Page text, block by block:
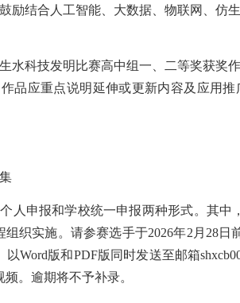
励结合人工智能、大数据、物联网、仿
水科技发明比赛高中组一、二等奖获奖
品应重点说明延伸或更新内容及应用
人申报和学校统一申报两种形式。其中
组织实施。请参赛选手于2026年2月28日
Word版和PDF版同时发送至邮箱
。逾期将不予补录。